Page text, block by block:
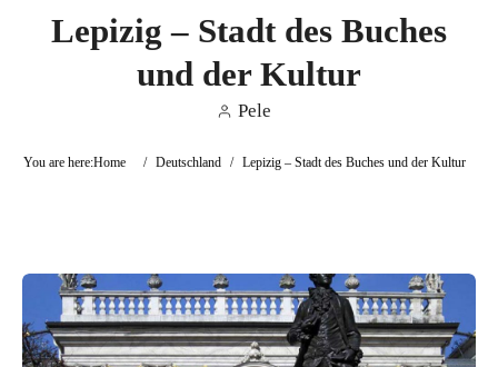
Lepizig – Stadt des Buches
und der Kultur
Pele
You are here:Home / Deutschland / Lepizig – Stadt des Buches und der Kultur